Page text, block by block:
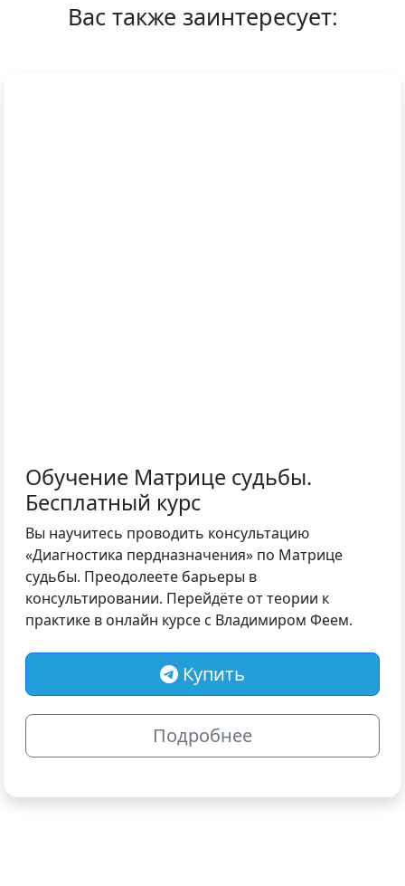
Вас также заинтересует:
Обучение Матрице судьбы.
Бесплатный курс
Вы научитесь проводить консультацию
«Диагностика пердназначения» по Матрице
судьбы. Преодолеете барьеры в
консультировании. Перейдёте от теории к
практике в онлайн курсе с Владимиром Феем.
Купить
Подробнее